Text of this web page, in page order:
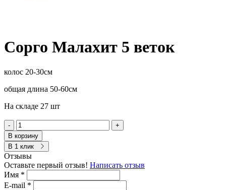
Сорго Малахит 5 веток
колос 20-30см
общая длина 50-60см
На складе 27 шт
-
+
В корзину
В 1 клик
Отзывы
Оставьте первый отзыв! Написать отзыв
Имя *
E-mail *